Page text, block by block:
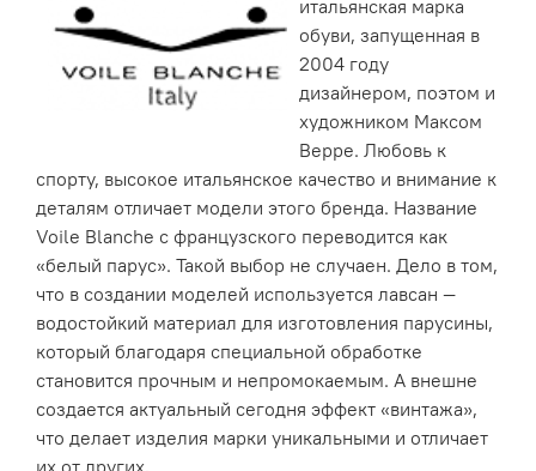
итальянская марка
обуви, запущенная в
2004 году
дизайнером, поэтом и
художником Максом
Верре. Любовь к
спорту, высокое итальянское качество и внимание к
деталям отличает модели этого бренда. Название
Voile Blanche с французского переводится как
«белый парус». Такой выбор не случаен. Дело в том,
что в создании моделей используется лавсан —
водостойкий материал для изготовления парусины,
который благодаря специальной обработке
становится прочным и непромокаемым. А внешне
создается актуальный сегодня эффект «винтажа»,
что делает изделия марки уникальными и отличает
их от других.